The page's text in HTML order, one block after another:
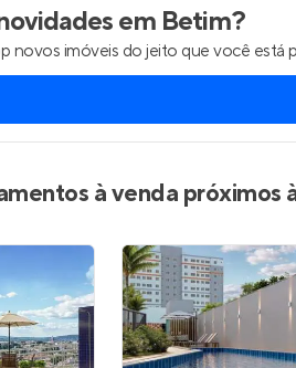
em Betim?
novos imóveis do jeito que você está
à venda próximos